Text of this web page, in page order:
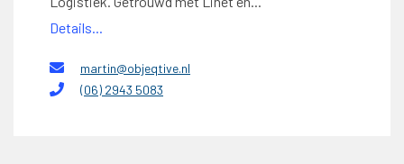
Details...
martin@objeqtive.nl
(06) 2943 5083